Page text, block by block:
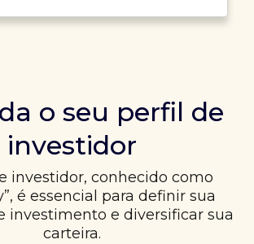
o seu perfil de
investidor
investidor, conhecido como
é essencial para definir sua
investimento e diversificar sua
carteira.